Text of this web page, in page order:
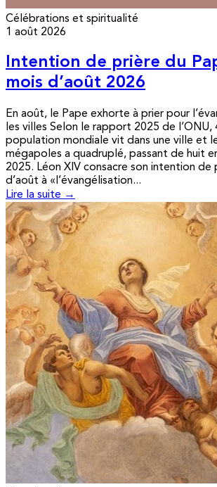
Célébrations et spiritualité
1 août 2026
Intention de prière du
mois d’août 2026
En août, le Pape exhorte à prier pour
les villes Selon le rapport 2025 de l’ONU,
population mondiale vit dans une ville et
mégapoles a quadruplé, passant de huit
2025. Léon XIV consacre son intention de
d’août à «l’évangélisation...
Lire la suite →